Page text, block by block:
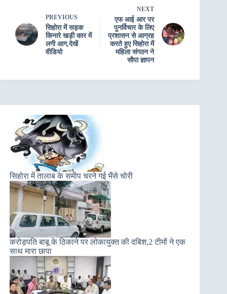
PREVIOUS
सिहोरा में सड़क
किनारे खड़ी कार में
लगी आग,देखें
वीडियो
NEXT
एफ आई आर पर
पुनर्विचार के लिए
प्रशासन से आग्रह
करते हुए सिहोरा में
महिला संगठन ने
सौपा ज्ञापन
सिहोरा में तालाब के समीप चरने गई भैंसे चोरी
करोड़पति बाबू के ठिकाने पर लोकायुक्त की दबिश,2 टीमों ने एक
साथ मारा छापा